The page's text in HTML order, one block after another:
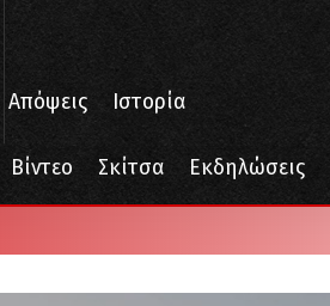
Απόψεις Ιστορία
Βίντεο Σκίτσα Εκδηλώσεις